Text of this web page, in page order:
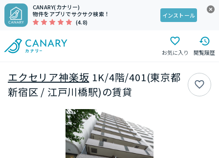
CANARY(カナリー)
物件をアプリでサクサク検索！
(4.8)
インストール
お気に入り 閲覧履歴
エクセリア神楽坂 1K/4階/401(東京都
新宿区 / 江戸川橋駅)の賃貸